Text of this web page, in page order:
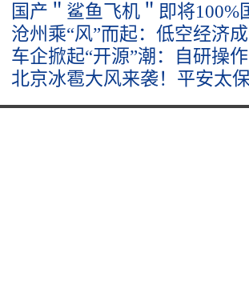
国产＂鲨鱼飞机＂即将
沧州乘“风”而起：低空经济
车企掀起“开源”潮：自研操
北京冰雹大风来袭！平安太